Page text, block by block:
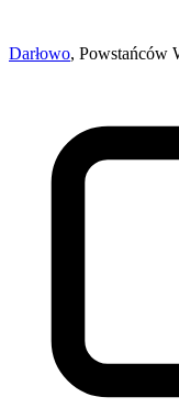
Darłowo, Powstańców